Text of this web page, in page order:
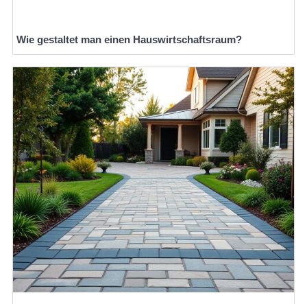
Wie gestaltet man einen Hauswirtschaftsraum?